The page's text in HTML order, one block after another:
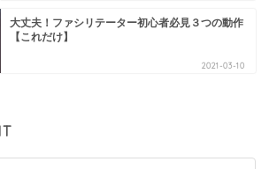
大丈夫！ファシリテーター初心者必見３つの動作
【これだけ】
2021-03-10